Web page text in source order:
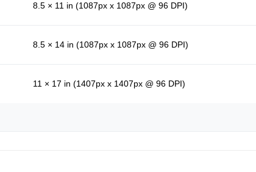
8.5 × 11 in (1087px x 1087px @ 96 DPI)
8.5 × 14 in (1087px x 1087px @ 96 DPI)
11 × 17 in (1407px x 1407px @ 96 DPI)